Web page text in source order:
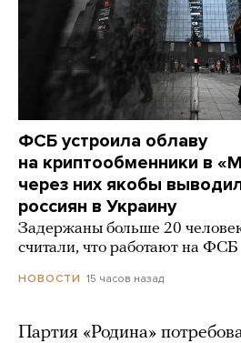
ФСБ устроила облаву
на криптообменники в
через них якобы
россиян в Украину
Задержаны больше 20
считали, что работают на ФСБ
НОВОСТИ 15 часов назад
Партия «Родина»